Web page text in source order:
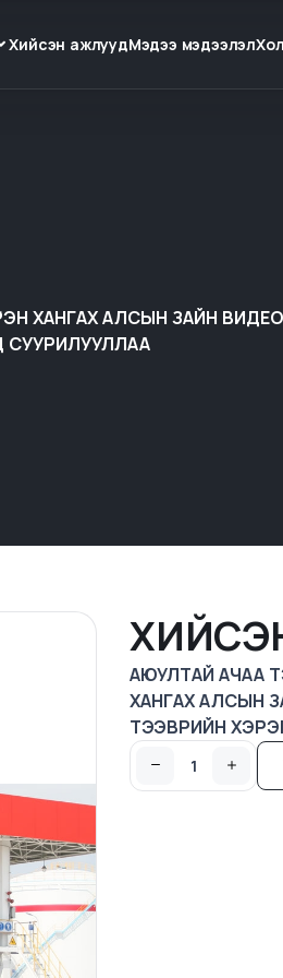
Хийсэн ажлуудМэдээ мэдээлэл
ХАНГАХ АЛСЫН ЗАЙН ВИДЕО
СУУРИЛУУЛЛАА
АЮУЛТАЙ АЧАА
ХАНГАХ АЛСЫН
ТЭЭВРИЙН